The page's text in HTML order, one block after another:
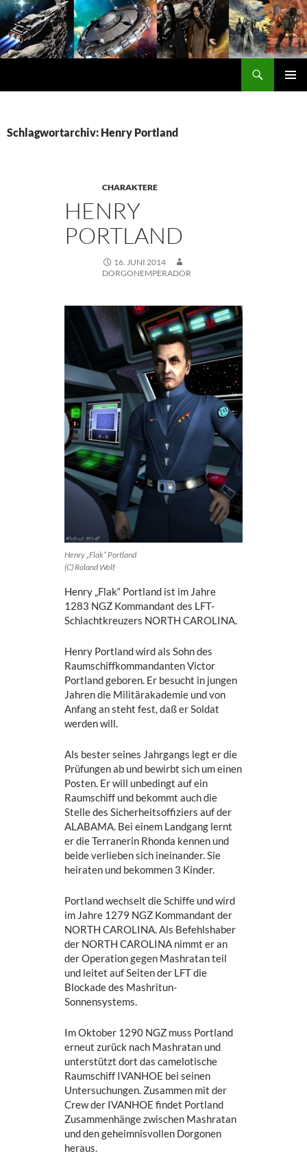
Zum
Inhalt
springen
Schlagwortarchiv: Henry Portland
CHARAKTERE
HENRY
PORTLAND
16. JUNI 2014
DORGONEMPERADOR
Henry „Flak“ Portland
(C) Roland Wolf
Henry „Flak“ Portland ist im Jahre
1283 NGZ Kommandant des LFT-
Schlachtkreuzers NORTH CAROLINA.
Henry Portland wird als Sohn des
Raumschiffkommandanten Victor
Portland geboren. Er besucht in jungen
Jahren die Militärakademie und von
Anfang an steht fest, daß er Soldat
werden will.
Als bester seines Jahrgangs legt er die
Prüfungen ab und bewirbt sich um einen
Posten. Er will unbedingt auf ein
Raumschiff und bekommt auch die
Stelle des Sicherheitsoffiziers auf der
ALABAMA. Bei einem Landgang lernt
er die Terranerin Rhonda kennen und
beide verlieben sich ineinander. Sie
heiraten und bekommen 3 Kinder.
Portland wechselt die Schiffe und wird
im Jahre 1279 NGZ Kommandant der
NORTH CAROLINA. Als Befehlshaber
der NORTH CAROLINA nimmt er an
der Operation gegen Mashratan teil
und leitet auf Seiten der LFT die
Blockade des Mashritun-
Sonnensystems.
Im Oktober 1290 NGZ muss Portland
erneut zurück nach Mashratan und
unterstützt dort das camelotische
Raumschiff IVANHOE bei seinen
Untersuchungen. Zusammen mit der
Crew der IVANHOE findet Portland
Zusammenhänge zwischen Mashratan
und den geheimnisvollen Dorgonen
heraus.